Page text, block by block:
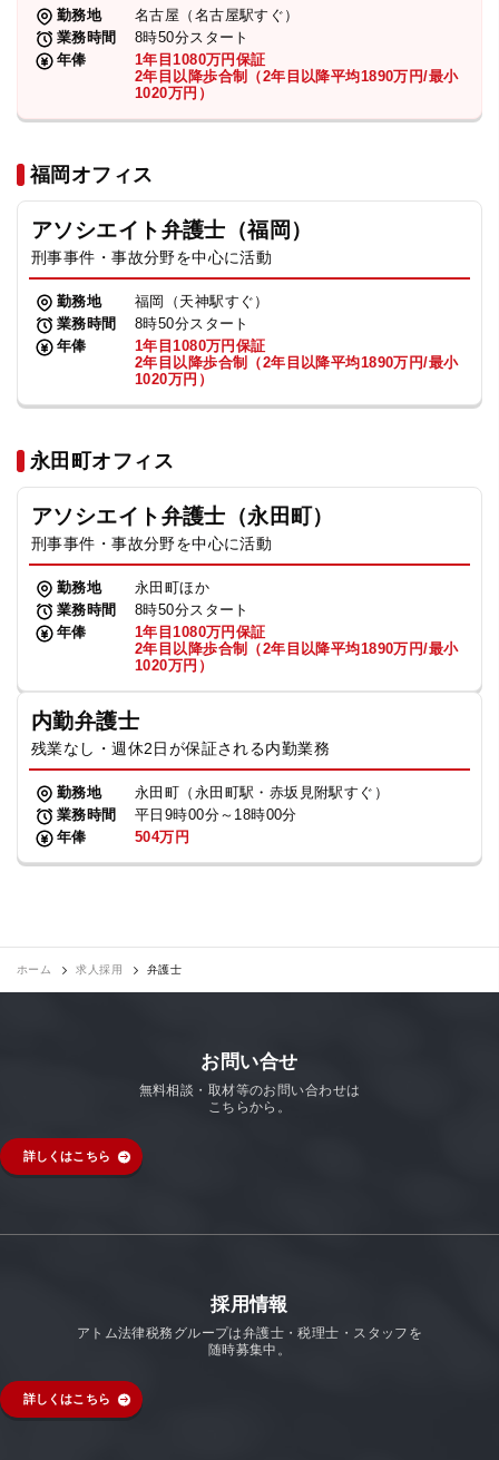
勤務地
名古屋（名古屋駅すぐ）
業務時間
8時50分スタート
年俸
1年目1080万円保証
2年目以降歩合制（2年目以降平均1890万円/最小
1020万円）
福岡オフィス
アソシエイト弁護士（福岡）
刑事事件・事故分野を中心に活動
勤務地
福岡（天神駅すぐ）
業務時間
8時50分スタート
年俸
1年目1080万円保証
2年目以降歩合制（2年目以降平均1890万円/最小
1020万円）
永田町オフィス
アソシエイト弁護士（永田町）
刑事事件・事故分野を中心に活動
勤務地
永田町ほか
業務時間
8時50分スタート
年俸
1年目1080万円保証
2年目以降歩合制（2年目以降平均1890万円/最小
1020万円）
内勤弁護士
残業なし・週休2日が保証される内勤業務
勤務地
永田町（永田町駅・赤坂見附駅すぐ）
業務時間
平日9時00分～18時00分
年俸
504万円
ホーム 求人採用 弁護士
お問い合せ
無料相談・取材等のお問い合わせは
こちらから。
詳しくはこちら
採用情報
アトム法律税務グループは弁護士・税理士・スタッフを
随時募集中。
詳しくはこちら